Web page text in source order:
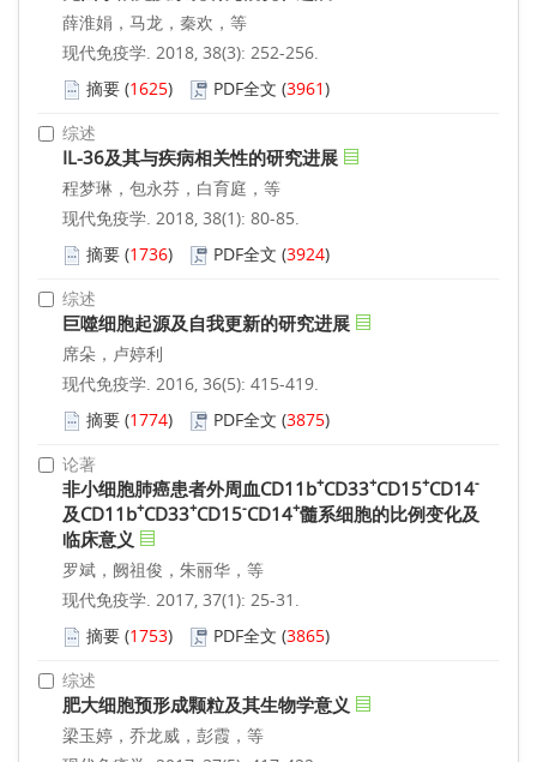
薛淮娟，马龙，秦欢，等
现代免疫学. 2018, 38(3): 252-256.
摘要 (1625) PDF全文 (3961)
综述
IL-36及其与疾病相关性的研究进展
程梦琳，包永芬，白育庭，等
现代免疫学. 2018, 38(1): 80-85.
摘要 (1736) PDF全文 (3924)
综述
巨噬细胞起源及自我更新的研究进展
席朵，卢婷利
现代免疫学. 2016, 36(5): 415-419.
摘要 (1774) PDF全文 (3875)
论著
非小细胞肺癌患者外周血CD11b+CD33+CD15+CD14-
及CD11b+CD33+CD15-CD14+髓系细胞的比例变化及
临床意义
罗斌，阙祖俊，朱丽华，等
现代免疫学. 2017, 37(1): 25-31.
摘要 (1753) PDF全文 (3865)
综述
肥大细胞预形成颗粒及其生物学意义
梁玉婷，乔龙威，彭霞，等